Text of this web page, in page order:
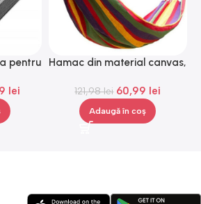
pentru
lei
Hamac din material canvas,
121,98lei 60,99 lei
Adaugă în coș